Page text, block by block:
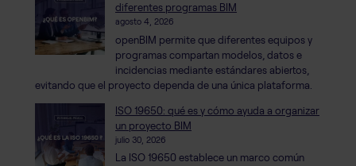
diferentes programas BIM
agosto 4, 2026
openBIM permite que diferentes equipos y
programas compartan modelos, datos e
incidencias mediante estándares abiertos,
evitando que el proyecto dependa de una única plataforma.
ISO 19650: qué es y cómo ayuda a organizar
un proyecto BIM
julio 30, 2026
La ISO 19650 establece un marco común